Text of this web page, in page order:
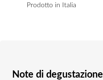
Prodotto in Italia
Note di degustazione